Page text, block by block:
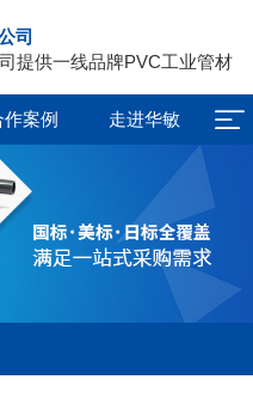
司
提供一线品牌PVC工业管材
作案例 走进华敏